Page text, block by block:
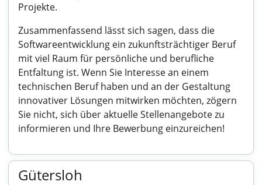
Projekte.
Zusammenfassend lässt sich sagen, dass die
Softwareentwicklung ein zukunftsträchtiger Beruf
mit viel Raum für persönliche und berufliche
Entfaltung ist. Wenn Sie Interesse an einem
technischen Beruf haben und an der Gestaltung
innovativer Lösungen mitwirken möchten, zögern
Sie nicht, sich über aktuelle Stellenangebote zu
informieren und Ihre Bewerbung einzureichen!
Gütersloh